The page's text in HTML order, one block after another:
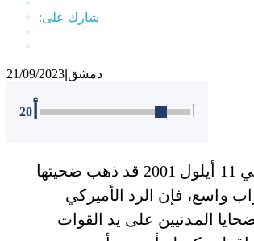
21/09/2023 دمشق
20
إذا كانت التفجيرات الإرهابية التي وقعت على الأراضي الأميركية في 11 أيلول 2001 قد ذهب ضحيتها
وخراب واسع، فإن الرد الأميركي
المدنيين على يد القوات